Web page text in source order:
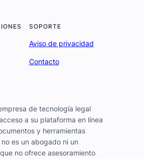
SOPORTE
Aviso de privacidad
Contacto
de tecnología legal
a su plataforma en línea
y herramientas
es un abogado ni un
no ofrece asesoramiento